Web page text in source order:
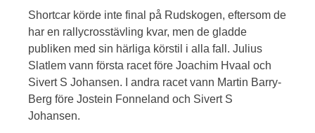
Shortcar körde inte final på Rudskogen, eftersom de
har en rallycrosstävling kvar, men de gladde
publiken med sin härliga körstil i alla fall. Julius
Slatlem vann första racet före Joachim Hvaal och
Sivert S Johansen. I andra racet vann Martin Barry-
Berg före Jostein Fonneland och Sivert S
Johansen.